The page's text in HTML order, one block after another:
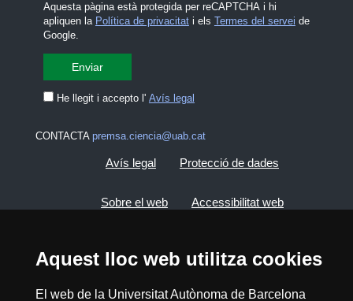
Aquest lloc web utilitza cookies
El web de la Universitat Autònoma de Barcelona
Aquesta pàgina està protegida per reCAPTCHA i hi
apliquen la Política de privacitati els Termes del servei de
Google.
He llegit i accepto l' Avís legal
CONTACTA premsa.ciencia@uab.cat
Avís legal Protecció de dades
Sobre el web Accessibilitat web
2026 Divulga UAB - Creative Commons